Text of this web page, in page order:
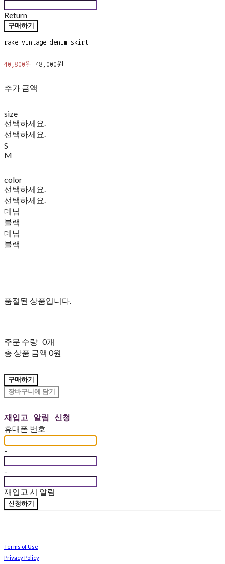
Return
구매하기
rake vintage denim skirt
40,800원 48,000원
추가 금액
size
선택하세요.
선택하세요.
S
M
color
선택하세요.
선택하세요.
데님
블랙
데님
블랙
품절된 상품입니다.
주문 수량 0개
총 상품 금액 0원
구매하기
장바구니에 담기
재입고 알림 신청
휴대폰 번호
-
-
재입고 시 알림
신청하기
Terms of Use
Privacy Policy